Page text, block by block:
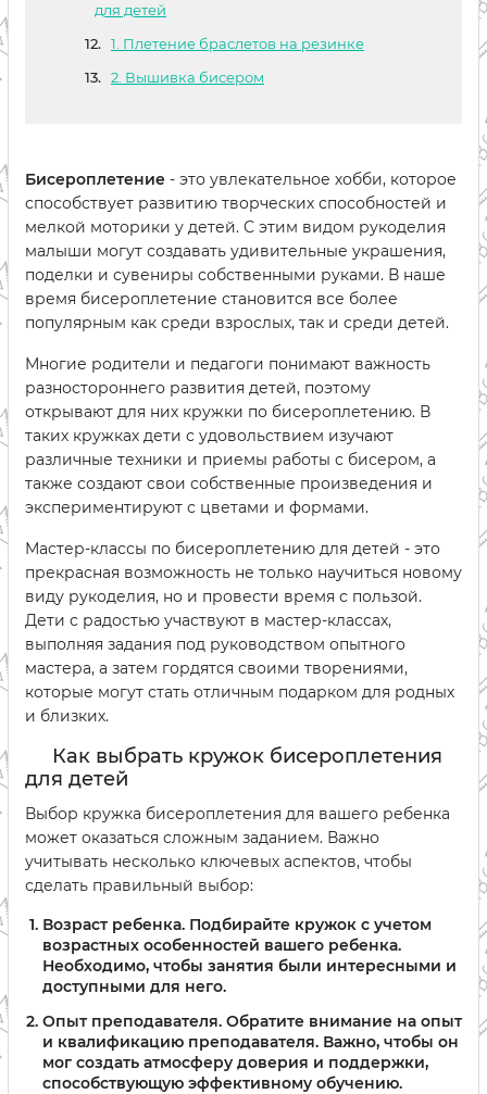
для детей
1. Плетение браслетов на резинке
2. Вышивка бисером
Бисероплетение - это увлекательное хобби, которое
способствует развитию творческих способностей и
мелкой моторики у детей. С этим видом рукоделия
малыши могут создавать удивительные украшения,
поделки и сувениры собственными руками. В наше
время бисероплетение становится все более
популярным как среди взрослых, так и среди детей.
Многие родители и педагоги понимают важность
разностороннего развития детей, поэтому
открывают для них кружки по бисероплетению. В
таких кружках дети с удовольствием изучают
различные техники и приемы работы с бисером, а
также создают свои собственные произведения и
экспериментируют с цветами и формами.
Мастер-классы по бисероплетению для детей - это
прекрасная возможность не только научиться новому
виду рукоделия, но и провести время с пользой.
Дети с радостью участвуют в мастер-классах,
выполняя задания под руководством опытного
мастера, а затем гордятся своими творениями,
которые могут стать отличным подарком для родных
и близких.
Как выбрать кружок бисероплетения
для детей
Выбор кружка бисероплетения для вашего ребенка
может оказаться сложным заданием. Важно
учитывать несколько ключевых аспектов, чтобы
сделать правильный выбор:
Возраст ребенка. Подбирайте кружок с учетом
возрастных особенностей вашего ребенка.
Необходимо, чтобы занятия были интересными и
доступными для него.
Опыт преподавателя. Обратите внимание на опыт
и квалификацию преподавателя. Важно, чтобы он
мог создать атмосферу доверия и поддержки,
способствующую эффективному обучению.